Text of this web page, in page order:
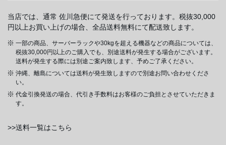
当店では、通常 佐川急便にて発送を行っております。税抜30,000
円以上お買い上げの場合、全品送料無料にて配送致します。
一部の商品、サーバーラックや30kgを超える機器などの商品については、
税抜30,000円以上のご購入でも、別途送料が発生する場合がございます。
送料が発生する際には別途ご案内致します、予めご了承ください。
沖縄、離島については送料が発生致しますので別途お問い合わせくださ
い。
代金引換発送の場合、代引き手数料はお客様のご負担とさせていただきま
す。
>>送料一覧はこちら